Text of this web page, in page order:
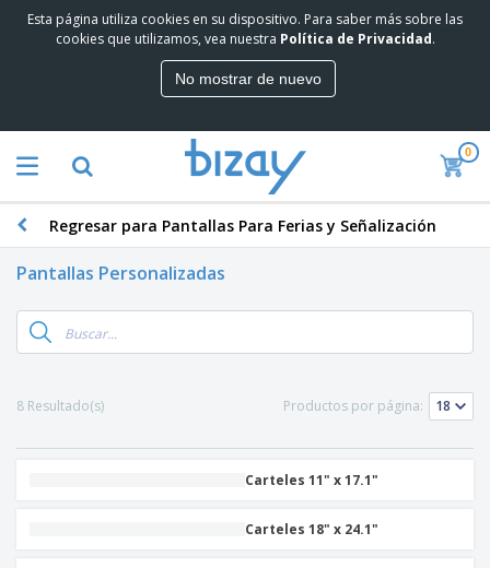
Esta página utiliza cookies en su dispositivo. Para saber más sobre las
cookies que utilizamos, vea nuestra Política de Privacidad.
No mostrar de nuevo
0
Regresar para Pantallas Para Ferias y Señalización
Pantallas Personalizadas
8 Resultado(s) Productos por página:
Carteles 11" x 17.1"
Carteles 18" x 24.1"